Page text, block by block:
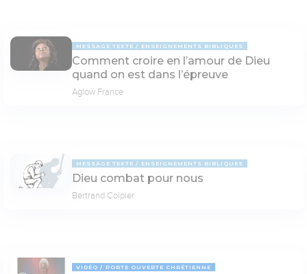
MESSAGE TEXTE ENSEIGNEMENTS BIBLIQUES
Comment croire en l’amour de Dieu
quand on est dans l’épreuve
Aglow France
MESSAGE TEXTE ENSEIGNEMENTS BIBLIQUES
Dieu combat pour nous
Bertrand Colpier
VIDÉO PORTE OUVERTE CHRÉTIENNE